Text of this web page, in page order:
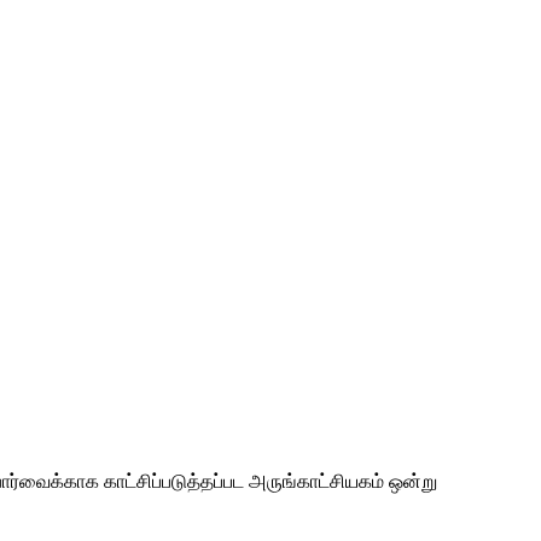
காட்சிப்படுத்தப்பட அருங்காட்சியகம் ஒன்று